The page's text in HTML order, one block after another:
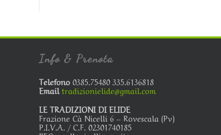
Info & Prenota
Telefono 0385.75480 335.6136818
Email tradizionielide@gmail.com
LE TRADIZIONI DI ELIDE
Frazione Cà Nicelli 6 – Rovescala (Pv)
P.I.V.A. / C.F. 02301740185